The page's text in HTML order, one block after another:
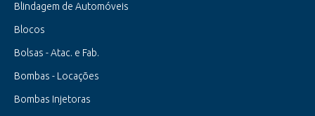
Blindagem de Automóveis
Blocos
Bolsas - Atac. e Fab.
Bombas - Locações
Bombas Injetoras